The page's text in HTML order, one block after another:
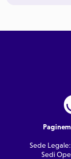
Sede
Sedi